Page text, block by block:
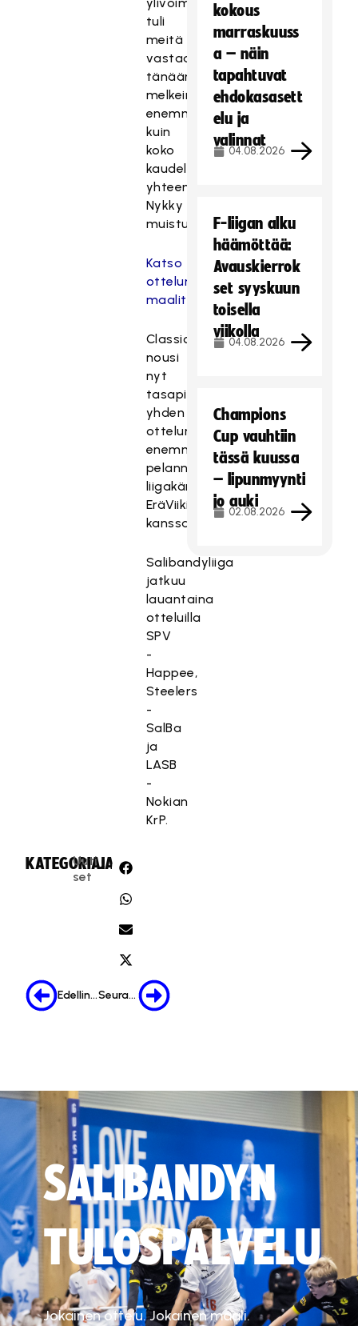
tuli
meitä
vastaan
tänään
melkein
enemmän
kuin
koko
kaudella
yhteensä,
Nykky
muistutti.
Katso
ottelun
maalit
Classic
nousi
nyt
tasapisteisiin
yhden
ottelun
enemmän
pelanneen
liigakärki
EräViikinkien
kanssa.
Salibandyliiga
jatkuu
lauantaina
otteluilla
SPV
-
Happee,
Steelers
-
SalBa
ja
LASB
-
Nokian
KrP.
KATEGORIA:
Uuti
set
JAA:
Edellinen Seuraava
kokous
marraskuuss
a – näin
tapahtuvat
ehdokasasett
elu ja
valinnat
04.08.2026
F-liigan alku
häämöttää:
Avauskierrok
set syyskuun
toisella
viikolla
04.08.2026
Champions
Cup vauhtiin
tässä kuussa
– lipunmyynti
jo auki
02.08.2026
SALIBANDYN
TULOSPALVELU
Jokainen ottelu. Jokainen maali.